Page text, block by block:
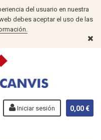
del usuario en nuestra
debes aceptar el uso de las
0,00 €
Iniciar sesión